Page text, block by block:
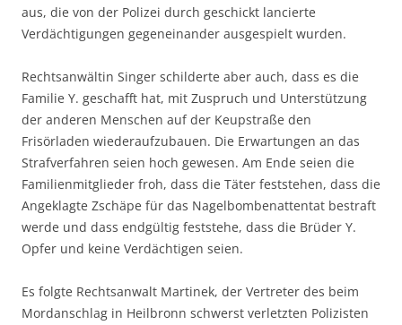
aus, die von der Polizei durch geschickt lancierte
Verdächtigungen gegeneinander ausgespielt wurden.
Rechtsanwältin Singer schilderte aber auch, dass es die
Familie Y. geschafft hat, mit Zuspruch und Unterstützung
der anderen Menschen auf der Keupstraße den
Frisörladen wiederaufzubauen. Die Erwartungen an das
Strafverfahren seien hoch gewesen. Am Ende seien die
Familienmitglieder froh, dass die Täter feststehen, dass die
Angeklagte Zschäpe für das Nagelbombenattentat bestraft
werde und dass endgültig feststehe, dass die Brüder Y.
Opfer und keine Verdächtigen seien.
Es folgte Rechtsanwalt Martinek, der Vertreter des beim
Mordanschlag in Heilbronn schwerst verletzten Polizisten